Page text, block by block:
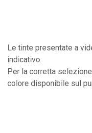
Le tinte presentate a
indicativo.
Per la corretta
colore disponibile sul